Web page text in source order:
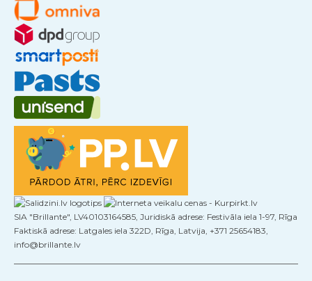
SIA "Brillante", LV40103164585, Juridiskā adrese: Festivāla iela 1-97, Rīga
Faktiskā adrese: Latgales iela 322D, Rīga, Latvija, +371 25654183,
info@brillante.lv